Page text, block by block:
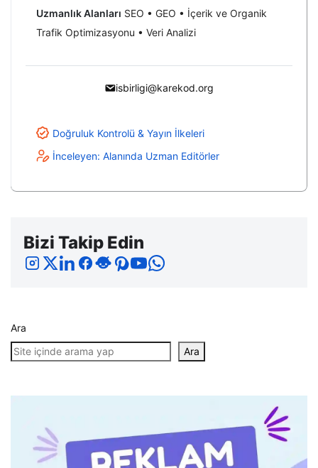
Uzmanlık Alanları SEO • GEO • İçerik ve Organik
Trafik Optimizasyonu • Veri Analizi
isbirligi@karekod.org
Doğruluk Kontrolü & Yayın İlkeleri
İnceleyen: Alanında Uzman Editörler
Bizi Takip Edin
Ara
Ara